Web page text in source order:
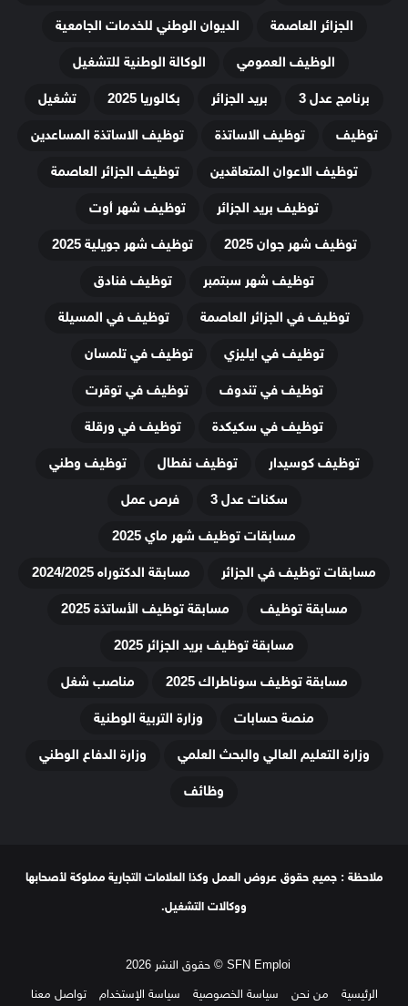
الجزائر العاصمة
الديوان الوطني للخدمات الجامعية
الوظيف العمومي
الوكالة الوطنية للتشغيل
برنامج عدل 3
بريد الجزائر بكالوريا 2025
تشغيل
توظيف
توظيف الاساتذة
توظيف الاساتذة المساعدين
توظيف الاعوان المتعاقدين
توظيف الجزائر العاصمة
توظيف بريد الجزائر
توظيف شهر أوت
توظيف شهر جوان 2025
توظيف شهر جويلية 2025
توظيف شهر سبتمبر
توظيف فنادق
توظيف في الجزائر العاصمة
توظيف في المسيلة
توظيف في ايليزي
توظيف في تلمسان
توظيف في تندوف
توظيف في توقرت
توظيف في سكيكدة
توظيف في ورقلة
توظيف كوسيدار
توظيف نفطال
توظيف وطني
سكنات عدل 3
فرص عمل
مسابقات توظيف شهر ماي 2025
مسابقات توظيف في الجزائر
مسابقة الدكتوراه 2024/2025
مسابقة توظيف
مسابقة توظيف الأساتذة 2025
مسابقة توظيف بريد الجزائر 2025
مسابقة توظيف سوناطراك 2025
مناصب شغل
منصة حسابات
وزارة التربية الوطنية
وزارة التعليم العالي والبحث العلمي
وزارة الدفاع الوطني
وظائف
ملاحظة : جميع حقوق عروض العمل وكذا العلامات التجارية مملوكة لأصحابها
ووكالات التشغيل.
SFN Emploi © حقوق النشر 2026
الرئيسية
من نحن سياسة الخصوصية سياسة الإستخدام تواصل معنا